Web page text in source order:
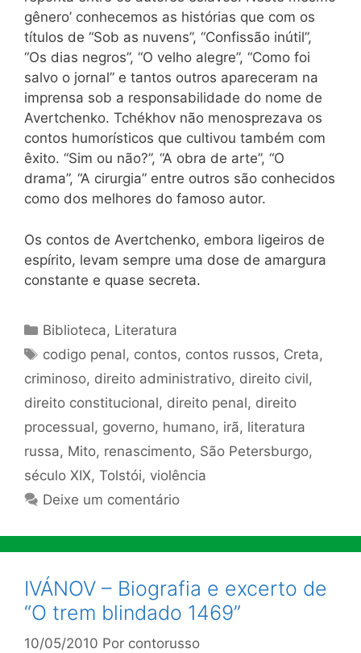
gênero’ conhecemos as histórias que com os
títulos de “Sob as nuvens”, “Confissão inútil”,
“Os dias negros”, “O velho alegre”, “Como foi
salvo o jornal” e tantos outros apareceram na
imprensa sob a responsabilidade do nome de
Avertchenko. Tchékhov não menosprezava os
contos humorísticos que cultivou também com
êxito. “Sim ou não?”, “A obra de arte”, “O
drama”, “A cirurgia” entre outros são conhecidos
como dos melhores do famoso autor.
Os contos de Avertchenko, embora ligeiros de
espírito, levam sempre uma dose de amargura
constante e quase secreta.
Categorias
Biblioteca, Literatura
Tags
codigo penal, contos, contos russos, Creta,
criminoso, direito administrativo, direito civil,
direito constitucional, direito penal, direito
processual, governo, humano, irã, literatura
russa, Mito, renascimento, São Petersburgo,
século XIX, Tolstói, violência
Deixe um comentário
IVÁNOV – Biografia e excerto de
“O trem blindado 1469”
10/05/2010 Por contorusso